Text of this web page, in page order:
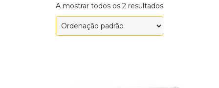
A mostrar todos os 2 resultados